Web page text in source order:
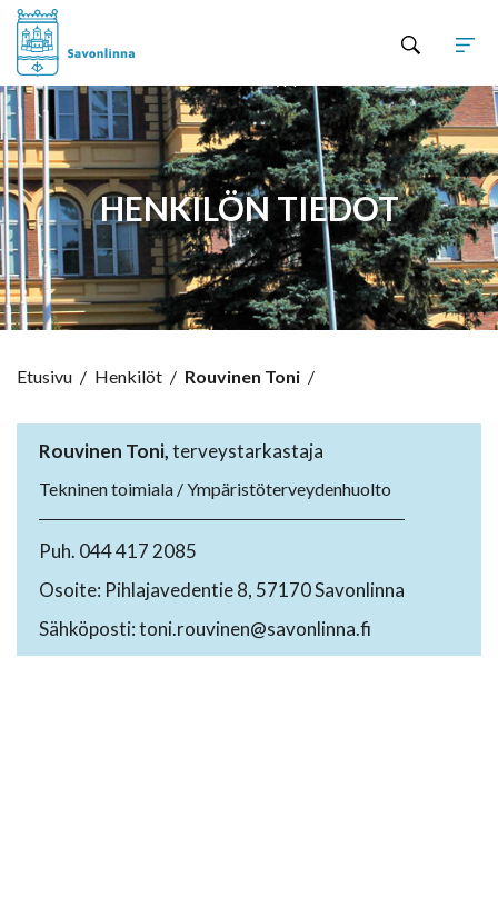
HENKILÖN TIEDOT
Etusivu / Henkilöt / Rouvinen Toni /
Rouvinen Toni,terveystarkastaja
Tekninen toimiala / Ympäristöterveydenhuolto
Puh. 044 417 2085
Osoite: Pihlajavedentie 8, 57170 Savonlinna
Sähköposti: toni.rouvinen@savonlinna.fi